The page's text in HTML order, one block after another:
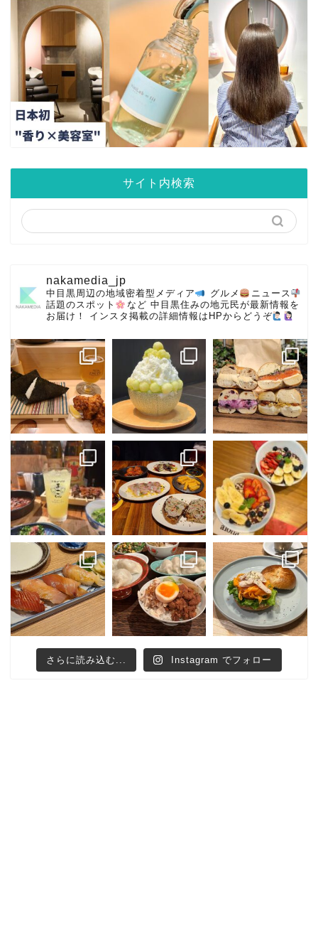
サイト内検索
nakamedia_jp
中目黒周辺の地域密着型メディア グルメ
ニュース
話題のスポット
など 中目黒住みの地元民が最新情報を
お届け！
インスタ掲載の詳細情報はHPからどうぞ
さらに読み込む... Instagram でフォロー